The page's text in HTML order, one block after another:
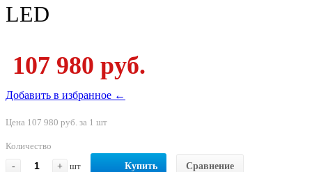
LED
107 980 руб.
Добавить в избранное ←
Цена 107 980 руб. за 1 шт
Количество
-
+ шт Купить Сравнение